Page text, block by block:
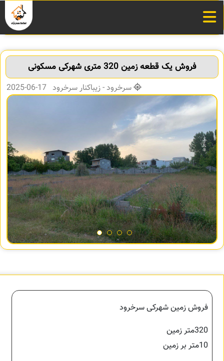
فروش یک قطعه زمین 320 متری شهرکی مسکونی
سرخرود - زیباکنار سرخرود 17-06-2025
فروش زمین شهرکی سرخرود
320متر زمین
10متر بر زمین